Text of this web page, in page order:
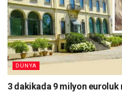
DÜNYA
3 dakikada 9 milyon euroluk